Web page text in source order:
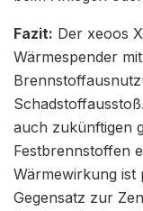
Fazit: Der xeoos
Wärmespender
auch zukünftigen
Festbrennstoffen
Wärmewirkung ist
Gegensatz zur